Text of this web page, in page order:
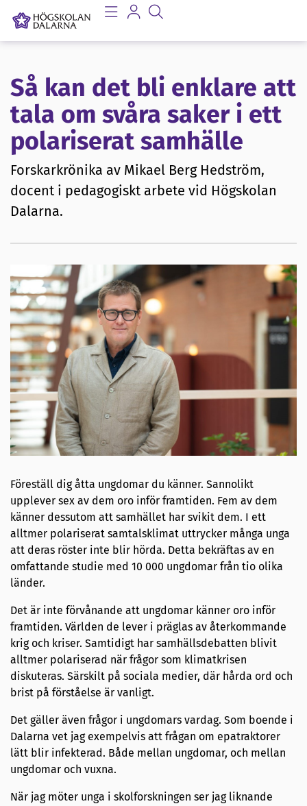
Så kan det bli enklare att
tala om svåra saker i ett
polariserat samhälle
Forskarkrönika av Mikael Berg Hedström,
docent i pedagogiskt arbete vid Högskolan
Dalarna.
Föreställ dig åtta ungdomar du känner. Sannolikt
upplever sex av dem oro inför framtiden. Fem av dem
känner dessutom att samhället har svikit dem. I ett
alltmer polariserat samtalsklimat uttrycker många unga
att deras röster inte blir hörda. Detta bekräftas av en
omfattande studie med 10 000 ungdomar från tio olika
länder.
Det är inte förvånande att ungdomar känner oro inför
framtiden. Världen de lever i präglas av återkommande
krig och kriser. Samtidigt har samhällsdebatten blivit
alltmer polariserad när frågor som klimatkrisen
diskuteras. Särskilt på sociala medier, där hårda ord och
brist på förståelse är vanligt.
Det gäller även frågor i ungdomars vardag. Som boende i
Dalarna vet jag exempelvis att frågan om epatraktorer
lätt blir infekterad. Både mellan ungdomar, och mellan
ungdomar och vuxna.
När jag möter unga i skolforskningen ser jag liknande